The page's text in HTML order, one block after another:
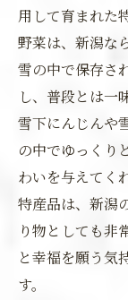
用して育まれた
野菜は、新潟な
雪の中で保存さ
し、普段とは一
雪下にんじんや
の中でゆっくり
わいを与えてく
特産品は、新潟
り物としても非
と幸福を願う気
す。